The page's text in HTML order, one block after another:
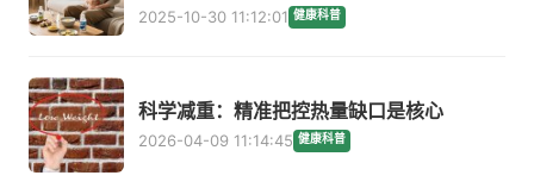
2025-10-30 11:12:01 健康科普
科学减重：精准把控热量缺口是核心
2026-04-09 11:14:45 健康科普